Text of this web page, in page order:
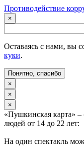
Противодействие
×
Оставаясь с нами, вы
куки.
Понятно, спасибо
×
×
×
«Пушкинская карта»
людей от 14 до 22 лет:
На один спектакль